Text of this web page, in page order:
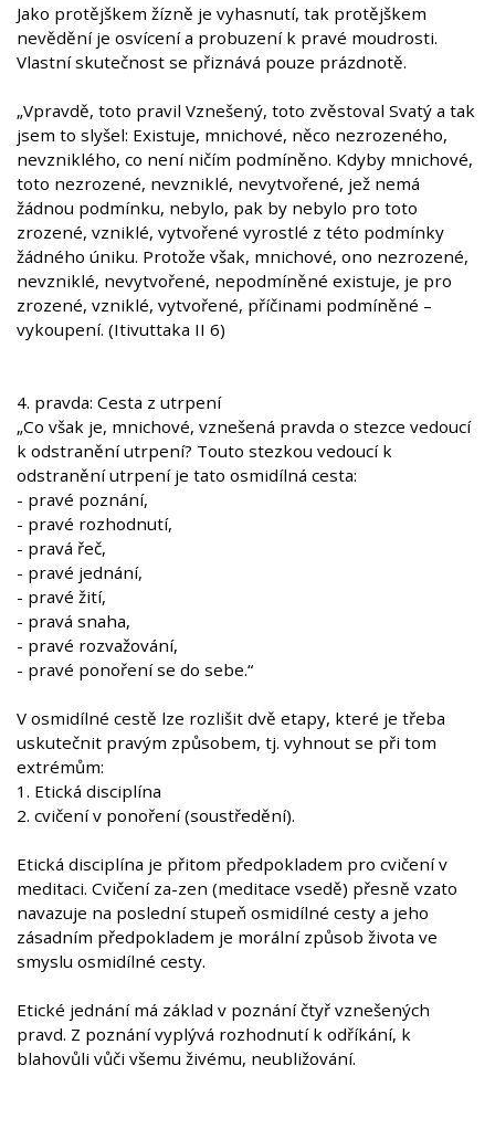
Jako protějškem žízně je vyhasnutí, tak protějškem
nevědění je osvícení a probuzení k pravé moudrosti.
Vlastní skutečnost se přiznává pouze prázdnotě.
„Vpravdě, toto pravil Vznešený, toto zvěstoval Svatý a tak
jsem to slyšel: Existuje, mnichové, něco nezrozeného,
nevzniklého, co není ničím podmíněno. Kdyby mnichové,
toto nezrozené, nevzniklé, nevytvořené, jež nemá
žádnou podmínku, nebylo, pak by nebylo pro toto
zrozené, vzniklé, vytvořené vyrostlé z této podmínky
žádného úniku. Protože však, mnichové, ono nezrozené,
nevzniklé, nevytvořené, nepodmíněné existuje, je pro
zrozené, vzniklé, vytvořené, příčinami podmíněné –
vykoupení. (Itivuttaka II 6)
4. pravda: Cesta z utrpení
„Co však je, mnichové, vznešená pravda o stezce vedoucí
k odstranění utrpení? Touto stezkou vedoucí k
odstranění utrpení je tato osmidílná cesta:
- pravé poznání,
- pravé rozhodnutí,
- pravá řeč,
- pravé jednání,
- pravé žití,
- pravá snaha,
- pravé rozvažování,
- pravé ponoření se do sebe.“
V osmidílné cestě lze rozlišit dvě etapy, které je třeba
uskutečnit pravým způsobem, tj. vyhnout se při tom
extrémům:
1. Etická disciplína
2. cvičení v ponoření (soustředění).
Etická disciplína je přitom předpokladem pro cvičení v
meditaci. Cvičení za-zen (meditace vsedě) přesně vzato
navazuje na poslední stupeň osmidílné cesty a jeho
zásadním předpokladem je morální způsob života ve
smyslu osmidílné cesty.
Etické jednání má základ v poznání čtyř vznešených
pravd. Z poznání vyplývá rozhodnutí k odříkání, k
blahovůli vůči všemu živému, neubližování.